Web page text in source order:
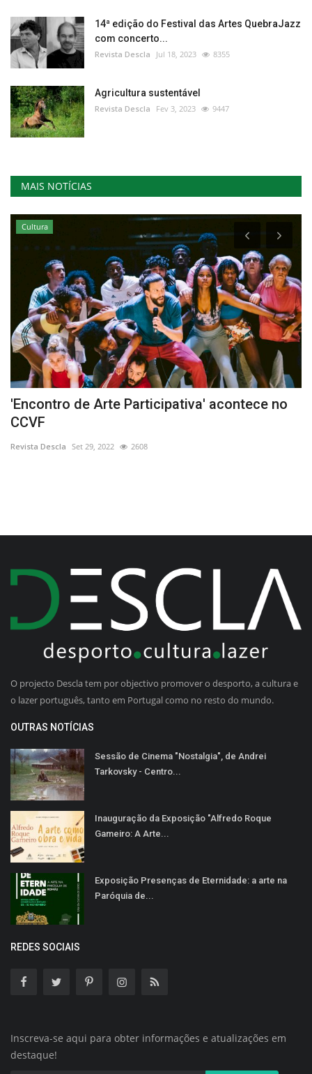
14ª edição do Festival das Artes QuebraJazz
com concerto...
Revista Descla Jul 18, 2023 8355
Agricultura sustentável
Revista Descla Fev 3, 2023 9447
MAIS NOTÍCIAS
Cultura
'Encontro de Arte Participativa' acontece no
CCVF
Revista Descla Set 29, 2022 2608
O projecto Descla tem por objectivo promover o desporto, a cultura e
o lazer português, tanto em Portugal como no resto do mundo.
OUTRAS NOTÍCIAS
Sessão de Cinema "Nostalgia", de Andrei
Tarkovsky - Centro...
Inauguração da Exposição "Alfredo Roque
Gameiro: A Arte...
Exposição Presenças de Eternidade: a arte na
Paróquia de...
REDES SOCIAIS
Inscreva-se aqui para obter informações e atualizações em
destaque!